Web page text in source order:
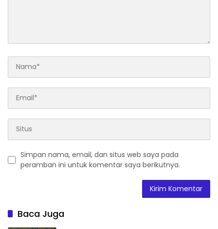
Simpan nama, email, dan situs web saya pada
peramban ini untuk komentar saya berikutnya.
Baca Juga